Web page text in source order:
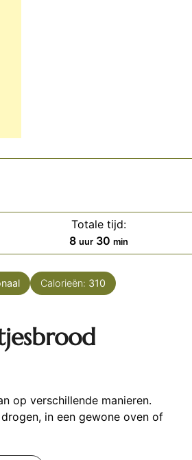
Totale tijd:
8uur
uur 30 minuten
min
Calorieën: 310
op verschillende manieren.
in een gewone oven of